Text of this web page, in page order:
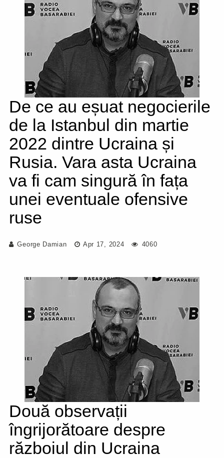
De ce au eșuat negocierile
de la Istanbul din martie
2022 dintre Ucraina și
Rusia. Vara asta Ucraina
va fi cam singură în fața
unei eventuale ofensive
ruse
George Damian Apr 17, 2024 4060
Două observații
îngrijorătoare despre
războiul din Ucraina